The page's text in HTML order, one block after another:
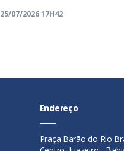
25/07/2026 17H42
Endereço
Praça Barão do Rio